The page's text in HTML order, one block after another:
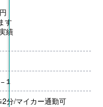
す
績
月
ソリン代は規定内支
る）
１
分/マイカー通勤可